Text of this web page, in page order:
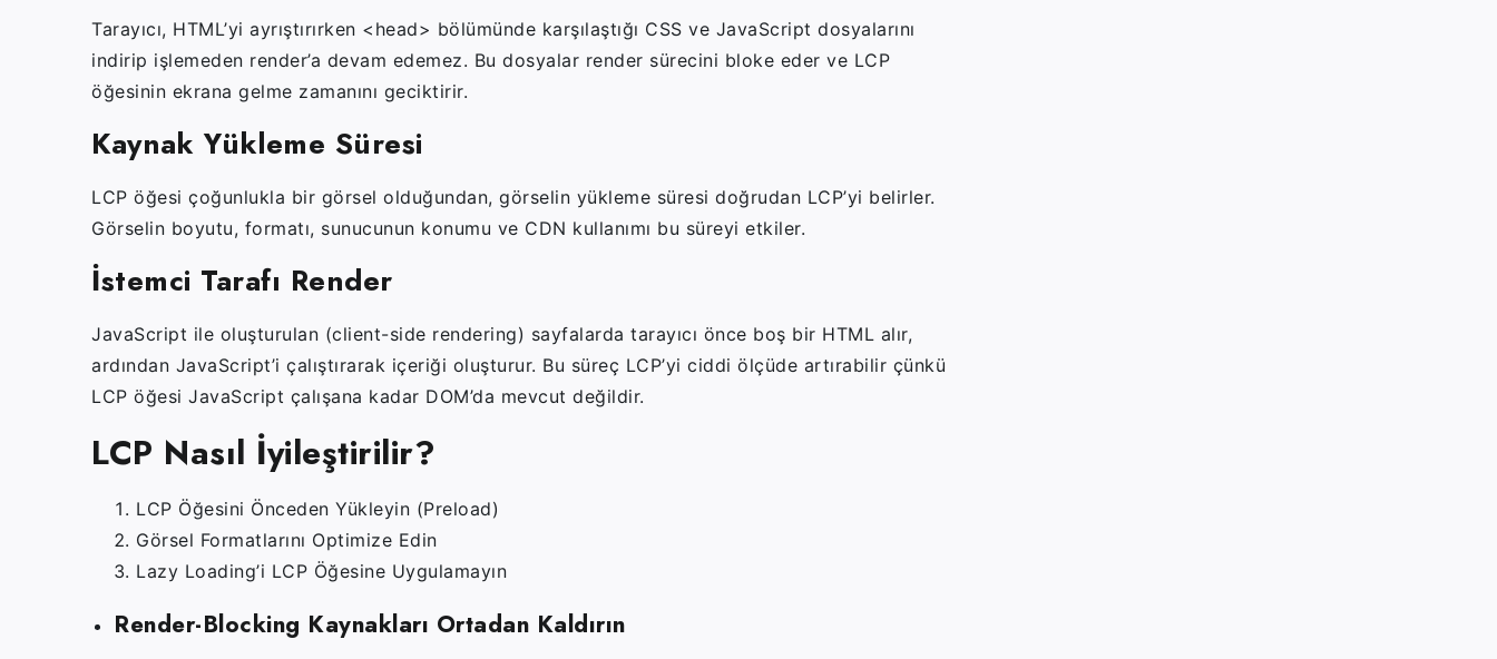
Tarayıcı, HTML’yi ayrıştırırken <head> bölümünde karşılaştığı CSS ve JavaScript dosyalarını
indirip işlemeden render’a devam edemez. Bu dosyalar render sürecini bloke eder ve LCP
öğesinin ekrana gelme zamanını geciktirir.
Kaynak Yükleme Süresi
LCP öğesi çoğunlukla bir görsel olduğundan, görselin yükleme süresi doğrudan LCP’yi belirler.
Görselin boyutu, formatı, sunucunun konumu ve CDN kullanımı bu süreyi etkiler.
İstemci Tarafı Render
JavaScript ile oluşturulan (client-side rendering) sayfalarda tarayıcı önce boş bir HTML alır,
ardından JavaScript’i çalıştırarak içeriği oluşturur. Bu süreç LCP’yi ciddi ölçüde artırabilir çünkü
LCP öğesi JavaScript çalışana kadar DOM’da mevcut değildir.
LCP Nasıl İyileştirilir?
LCP Öğesini Önceden Yükleyin (Preload)
Görsel Formatlarını Optimize Edin
Lazy Loading’i LCP Öğesine Uygulamayın
Render-Blocking Kaynakları Ortadan Kaldırın